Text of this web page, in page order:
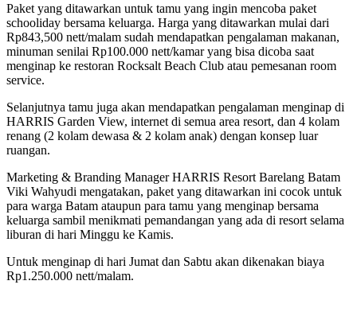
Paket yang ditawarkan untuk tamu yang ingin mencoba paket
schooliday bersama keluarga. Harga yang ditawarkan mulai dari
Rp843,500 nett/malam sudah mendapatkan pengalaman makanan,
minuman senilai Rp100.000 nett/kamar yang bisa dicoba saat
menginap ke restoran Rocksalt Beach Club atau pemesanan room
service.
Selanjutnya tamu juga akan mendapatkan pengalaman menginap di
HARRIS Garden View, internet di semua area resort, dan 4 kolam
renang (2 kolam dewasa & 2 kolam anak) dengan konsep luar
ruangan.
Marketing & Branding Manager HARRIS Resort Barelang Batam
Viki Wahyudi mengatakan, paket yang ditawarkan ini cocok untuk
para warga Batam ataupun para tamu yang menginap bersama
keluarga sambil menikmati pemandangan yang ada di resort selama
liburan di hari Minggu ke Kamis.
Untuk menginap di hari Jumat dan Sabtu akan dikenakan biaya
Rp1.250.000 nett/malam.